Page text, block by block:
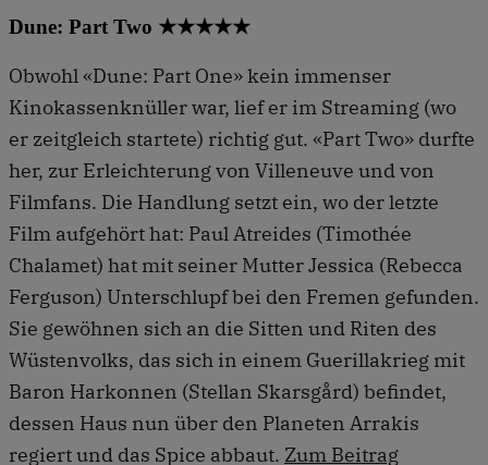
Dune: Part Two ★★★★★
Obwohl «Dune: Part One» kein immenser
Kinokassenknüller war, lief er im Streaming (wo
er zeitgleich startete) richtig gut. «Part Two» durfte
her, zur Erleichterung von Villeneuve und von
Filmfans. Die Handlung setzt ein, wo der letzte
Film aufgehört hat: Paul Atreides (Timothée
Chalamet) hat mit seiner Mutter Jessica (Rebecca
Ferguson) Unterschlupf bei den Fremen gefunden.
Sie gewöhnen sich an die Sitten und Riten des
Wüstenvolks, das sich in einem Guerillakrieg mit
Baron Harkonnen (Stellan Skarsgård) befindet,
dessen Haus nun über den Planeten Arrakis
regiert und das Spice abbaut. Zum Beitrag